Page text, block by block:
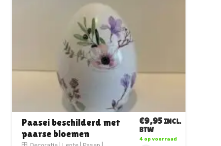
Kip op paasei
Decoratie|Pasen|
Seizoensgebonden
€9,95 INCL.
BTW
3 op voorraad